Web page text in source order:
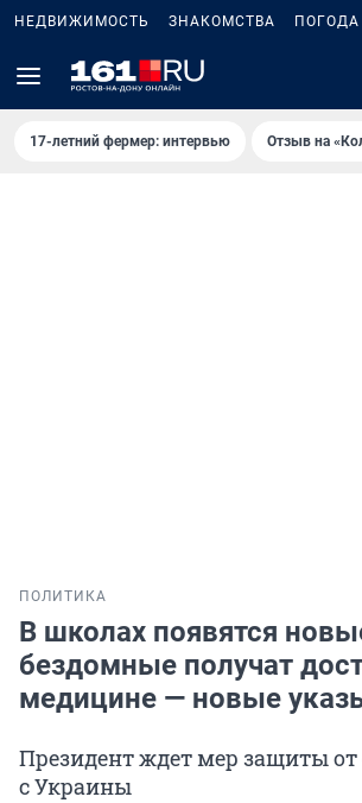
НЕДВИЖИМОСТЬ ЗНАКОМСТВА ПОГОДА
17-летний фермер: интервью Отзыв на
ПОЛИТИКА
В школах появятся
бездомные получат
медицине — новые
Президент ждет мер защиты
с Украины